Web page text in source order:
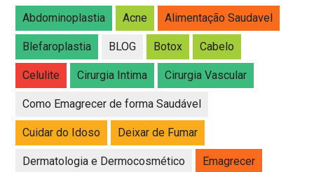
Abdominoplastia Acne Alimentação Saudavel
Blefaroplastia BLOG Botox Cabelo
Celulite Cirurgia Intima Cirurgia Vascular
Como Emagrecer de forma Saudável
Cuidar do Idoso Deixar de Fumar
Dermatologia e Dermocosmético Emagrecer